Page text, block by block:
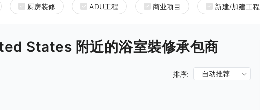
厨房装修 ADU工程 商业项目 新建/加建工程
States 附近的浴室裝修承包商
排序: 自动推荐